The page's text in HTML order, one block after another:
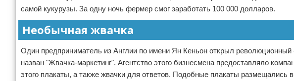
самой кукурузы. За одну ночь фермер смог заработать 100 000 долларов.
Необычная жвачка
Один предприниматель из Англии по имени Ян Кеньон открыл
назван "Жвачка-маркетинг". Агентство этого бизнесмена предоставляло
этого плакаты, а также жвачки для ответов. Подобные плакаты размещались